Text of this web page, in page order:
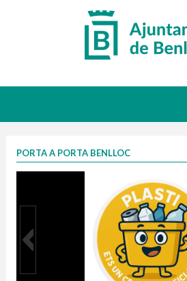
PORTA A PORTA BENLLOC